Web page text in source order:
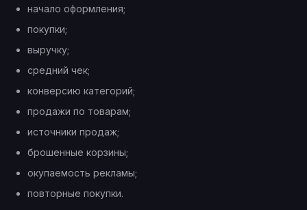
начало оформления;
покупки;
выручку;
средний чек;
конверсию категорий;
продажи по товарам;
источники продаж;
брошенные корзины;
окупаемость рекламы;
повторные покупки.